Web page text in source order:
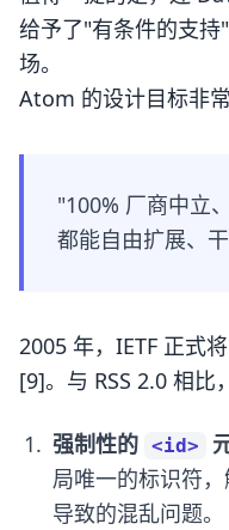
给予了"有条件的支
场。
Atom 的设计目标非常
"100% 厂商中立
都能自由扩展、
2005 年，IETF 正式
[9]。与 RSS 2.0 相比
强制性的 <id>
局唯一的标识符，
导致的混乱问题。